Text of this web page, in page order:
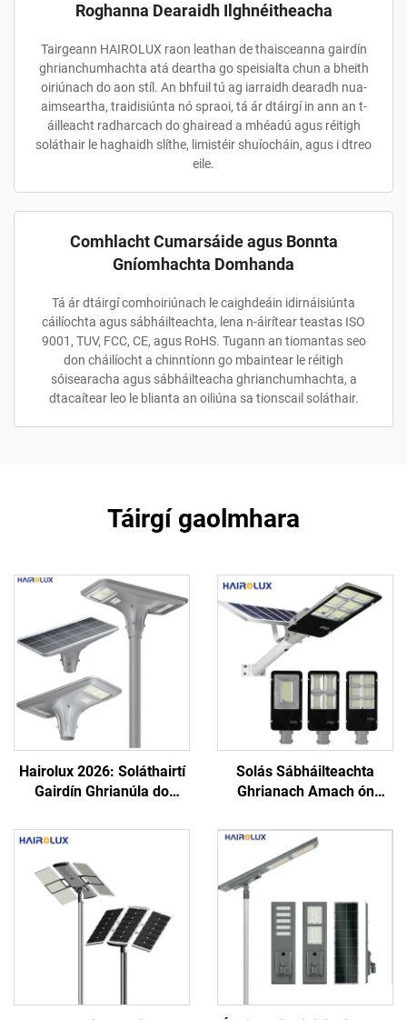
Roghanna Dearaidh Ilghnéitheacha
Tairgeann HAIROLUX raon leathan de thaisceanna gairdín
ghrianchumhachta atá deartha go speisialta chun a bheith
oiriúnach do aon stíl. An bhfuil tú ag iarraidh dearadh nua-
aimseartha, traidisiúnta nó spraoi, tá ár dtáirgí in ann an t-
áilleacht radharcach do ghairead a mhéadú agus réitigh
soláthair le haghaidh slíthe, limistéir shuíocháin, agus i dtreo
eile.
Comhlacht Cumarsáide agus Bonnta
Gníomhachta Domhanda
Tá ár dtáirgí comhoiriúnach le caighdeáin idirnáisiúnta
cáilíochta agus sábháilteachta, lena n-áirítear teastas ISO
9001, TUV, FCC, CE, agus RoHS. Tugann an tiomantas seo
don cháilíocht a chinntíonn go mbaintear le réitigh
sóisearacha agus sábháilteacha ghrianchumhachta, a
dtacaítear leo le blianta an oiliúna sa tionscail soláthair.
Táirgí gaolmhara
Hairolux 2026: Soláthairtí
Gairdín Ghrianúla do
Bóthar Uisce-Phróifí do
Solás Sábháilteachta
Ghrianach Amach ón
Gharraí agus do Shráid,
Solais Shráide LED
Ghrianacha